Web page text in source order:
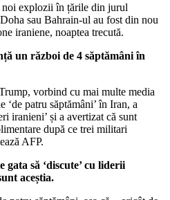
noi explozii în țările din jurul
sau Bahrain-ul au fost din nou
iraniene, noaptea trecută.
un război de 4 săptămâni în
vorbind cu mai multe media
‘de patru săptămâni’ în Iran, a
iranieni’ și a avertizat că sunt
după ce trei militari
AFP.
gata să ‘discute’ cu liderii
aceștia.